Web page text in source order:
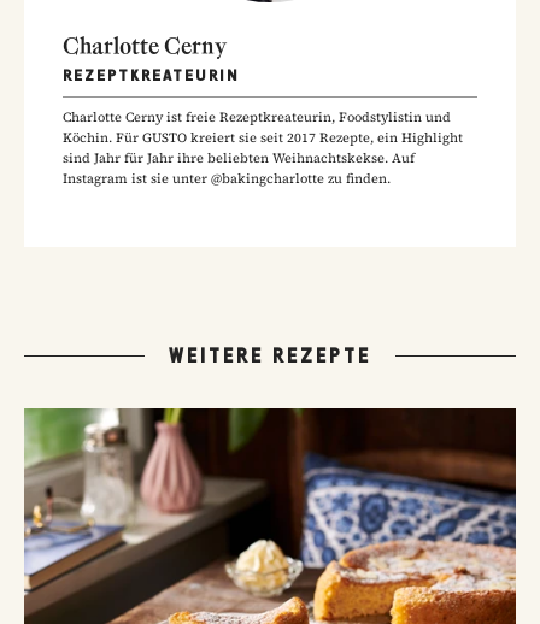
Charlotte Cerny
REZEPTKREATEURIN
Charlotte Cerny ist freie Rezeptkreateurin, Foodstylistin und
Köchin. Für GUSTO kreiert sie seit 2017 Rezepte, ein Highlight
sind Jahr für Jahr ihre beliebten Weihnachtskekse. Auf
Instagram ist sie unter @bakingcharlotte zu finden.
WEITERE REZEPTE